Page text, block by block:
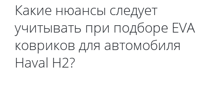
Какие нюансы следует
учитывать при подборе EVA
ковриков для автомобиля
Haval H2?